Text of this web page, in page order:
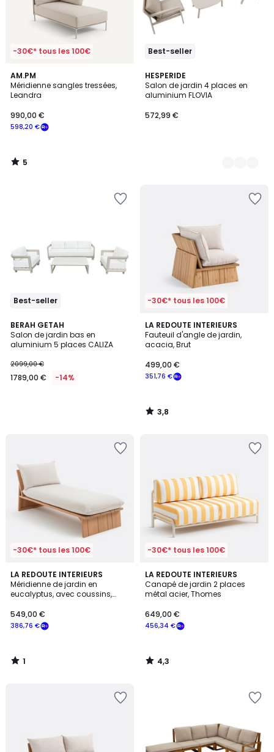
-30€* tous les 100€
AM.PM
Méridienne sangles tressées,
Leandra
598,20 €
990,00 €
5
/
5
5
/
Best-seller
HESPERIDE
Salon de jardin 4 places en
aluminium FLOVIA
572,99 €
3
Couleurs
Best-seller
BERAH GETAH
Salon de jardin bas en
aluminium 5 places CALIZA
2099,00 €
1789,00 € -14%
-30€* tous les 100€
LA REDOUTE INTERIEURS
Fauteuil d'angle de jardin,
acacia, Brut
351,76 €
499,00 €
3,8
/ 5
3,8
/
-30€* tous les 100€
LA REDOUTE INTERIEURS
Méridienne de jardin en
eucalyptus, avec coussins,
386,76 €
549,00 €
1
/
5
1
/
-30€* tous les 100€
LA REDOUTE INTERIEURS
Canapé de jardin 2 places
métal acier, Thomes
456,34 €
649,00 €
4,3
/ 5
4,3
/